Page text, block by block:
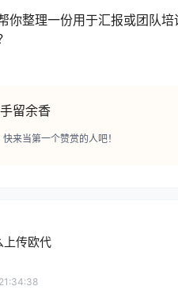
你整理一份用于汇报或团队
留余香
来当第一个赞赏的人吧！
上传欧代